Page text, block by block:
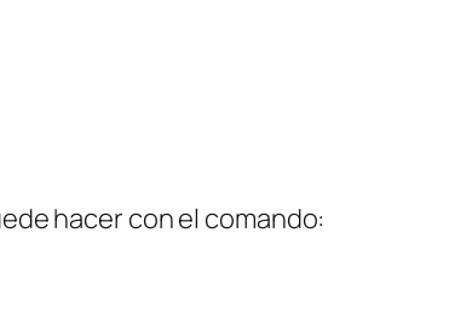
hacer con el comando: